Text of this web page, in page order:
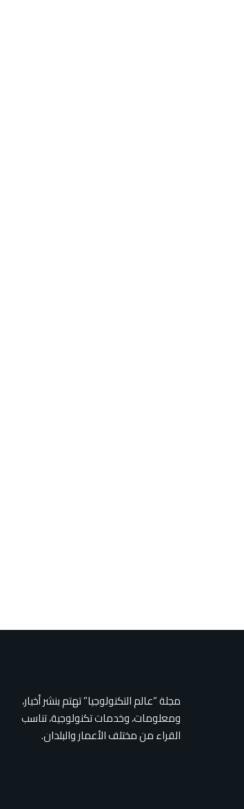
مجلة “عالم التكنولوجيا” تهتم بنشر أخبار،
ومعلومات، وخدمات تكنولوجية، تناسب
القراء من مختلف الأعمار والبلدان.